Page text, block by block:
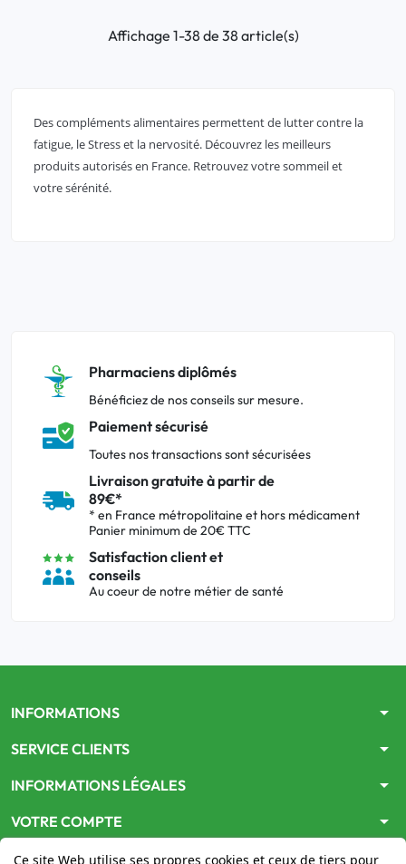
Affichage 1-38 de 38 article(s)
Des compléments alimentaires permettent de lutter contre la
fatigue, le Stress et la nervosité. Découvrez les meilleurs
produits autorisés en France. Retrouvez votre sommeil et
votre sérénité.
Pharmaciens diplômés
Bénéficiez de nos conseils sur mesure.
Paiement sécurisé
Toutes nos transactions sont sécurisées
Livraison gratuite à partir de
89€*
* en France métropolitaine et hors médicament
Panier minimum de 20€ TTC
Satisfaction client et
conseils
Au coeur de notre métier de santé
INFORMATIONS arrow_drop_down
SERVICE CLIENTS arrow_drop_down
INFORMATIONS LÉGALES arrow_drop_down
VOTRE COMPTE arrow_drop_down
Ce site Web utilise ses propres cookies et ceux de tiers pour